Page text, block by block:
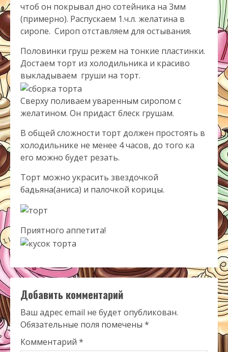
чтоб он покрывал дно сотейника на 3мм
(примерно). Распускаем 1.ч.л. желатина в
сиропе. Сироп отставляем для остывания.
Половинки груш режем на тонкие пластинки.
Достаем торт из холодильника и красиво
выкладываем груши на торт.
Сверху поливаем уваренным сиропом с
желатином. Он придаст блеск грушам.
В общей сложности торт должен простоять в
холодильнике не менее 4 часов, до того ка
его можно будет резать.
Торт можно украсить звездочкой
бадьяна(аниса) и палочкой корицы.
Приятного аппетита!
Добавить комментарий
Ваш адрес email не будет опубликован.
Обязательные поля помечены *
Комментарий *